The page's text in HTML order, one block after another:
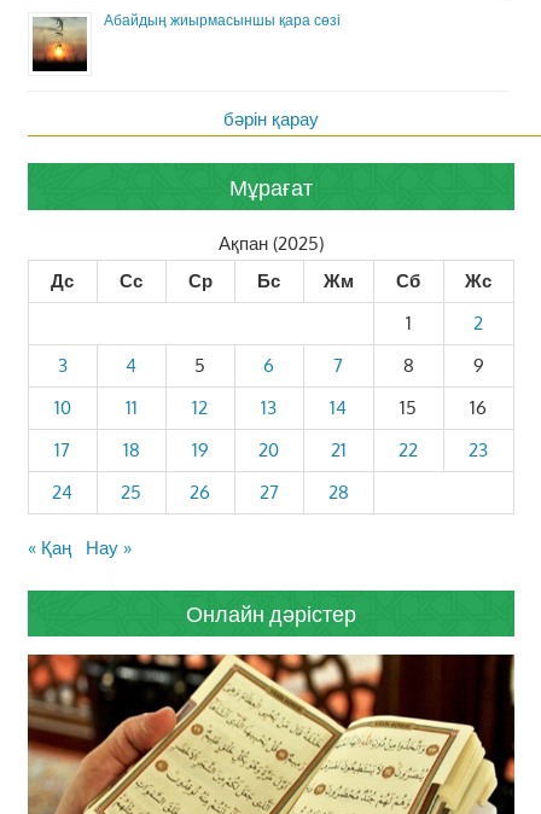
Абайдың жиырмасыншы қара сөзі
бәрін қарау
Мұрағат
Ақпан (2025)
Дс
Сс Ср Бс Жм Сб
Жс
1
2
3
4 5 6 7 8
9
10
11 12 13 14 15
16
17
18 19 20 21 22
23
24
25 26 27 28
« Қаң Нау »
Онлайн дәрістер